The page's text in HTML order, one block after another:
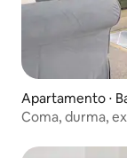
Apartamento ⋅
Coma, durma,